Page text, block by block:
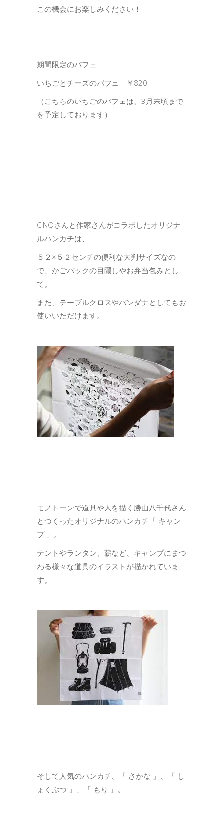
この機会にお楽しみください！
期間限定のパフェ
いちごとチーズのパフェ ￥820
（こちらのいちごのパフェは、3月末頃まで
を予定しております）
CINQさんと作家さんがコラボしたオリジナ
ルハンカチは、
５２×５２センチの便利な大判サイズなの
で、かごバックの目隠しやお弁当包みとし
て。
また、テーブルクロスやバンダナとしてもお
使いいただけます。
モノトーンで道具や人を描く勝山八千代さん
とつくったオリジナルのハンカチ「 キャン
プ 」。
テントやランタン、薪など、キャンプにまつ
わる様々な道具のイラストが描かれていま
す。
そして人気のハンカチ、「 さかな 」、「 し
ょくぶつ 」、「 もり 」。